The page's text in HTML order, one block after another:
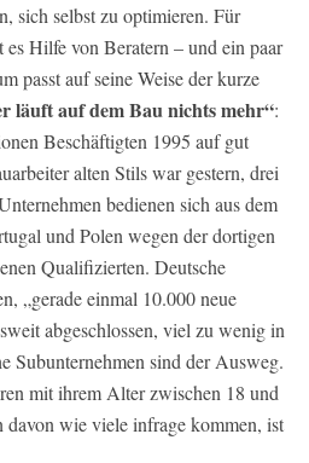
sich selbst zu optimieren. Für
Hilfe von Beratern – und ein paar
passt auf seine Weise der kurze
läuft auf dem Bau nichts mehr“:
Beschäftigten 1995 auf gut
alten Stils war gestern, drei
bedienen sich aus dem
und Polen wegen der dortigen
Qualifizierten. Deutsche
„gerade einmal 10.000 neue
abgeschlossen, viel zu wenig in
Subunternehmen sind der Ausweg.
mit ihrem Alter zwischen 18 und
wie viele infrage kommen, ist